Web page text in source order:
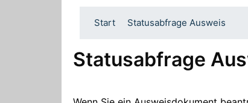
Start Statusabfrage Ausweis